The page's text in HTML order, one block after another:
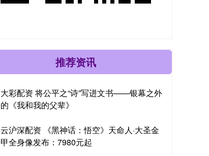
推荐资讯
大彩配资 将公平之“诗”写进文书——银幕之外
的《我和我的父辈》
云沪深配资 《黑神话：悟空》天命人·大圣金
甲全身像发布：7980元起